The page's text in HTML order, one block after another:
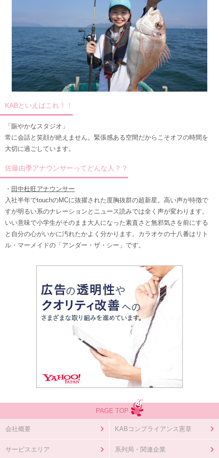
KABといえばこれ！！
「賑やかなスタジオ」
常に会話と笑顔が絶えません。緊張感ある空間だからこそオフの時間を
大切に過ごしています。
佐藤由季アナウンサーってどんな人？？
・ 田中杜旺アナウンサー
入社半年でtouchのMCに抜擢された度胸抜群の超新星。高い声が特徴で
すが明るい系のナレーションとニュース読みでは全く声が変わります。
いい意味で小学生がそのまま大人になった素直さと無邪気さを前にする
と自分の心がいかに汚れたかよく分かります。カラオケの十八番はリト
ル・マーメイドの「アンダー・ザ・シー」です。
PAGE TOP
会社概要 KABコンプライアンス憲章
サービスエリア 系列局・関連企業